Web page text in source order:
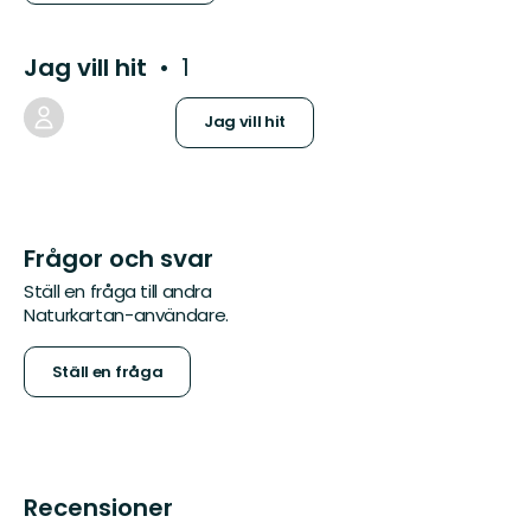
Jag vill hit 1
Jag vill hit
Frågor och svar
Ställ en fråga till andra
Naturkartan-användare.
Ställ en fråga
Recensioner